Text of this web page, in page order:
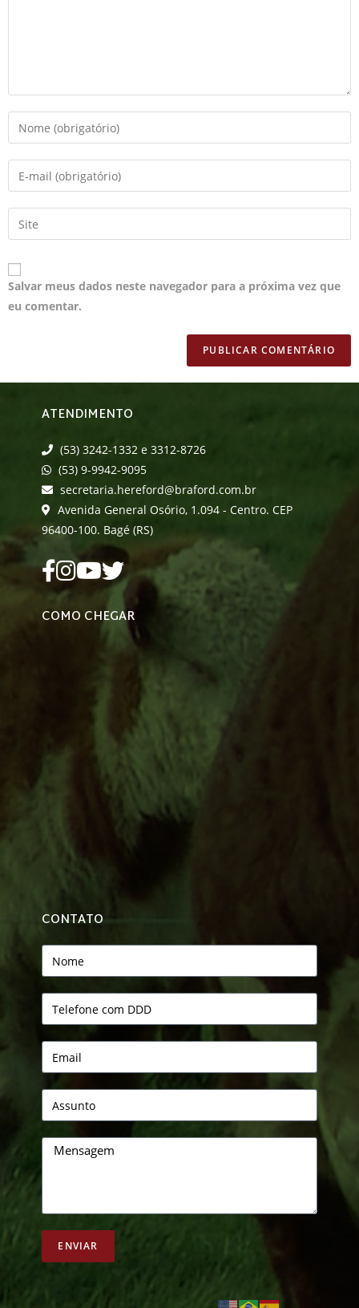
Salvar meus dados neste navegador para a próxima vez que
eu comentar.
ATENDIMENTO
(53) 3242-1332 e 3312-8726
(53) 9-9942-9095
secretaria.hereford@braford.com.br
Avenida General Osório, 1.094 - Centro. CEP
96400-100. Bagé (RS)
COMO CHEGAR
CONTATO
ENVIAR